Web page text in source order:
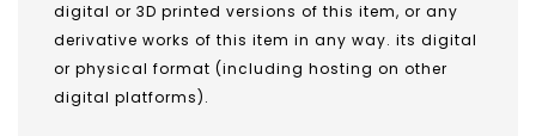
digital or 3D printed versions of this item, or any
derivative works of this item in any way. its digital
or physical format (including hosting on other
digital platforms).